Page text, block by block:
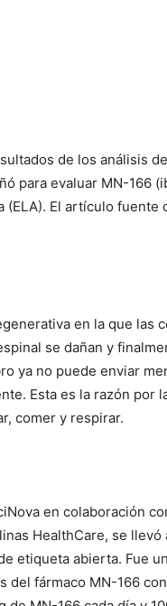
de los análisis
para evaluar MN-166
(ELA). El artículo fuente
en la que las
se dañan y
ya no puede enviar
Esta es la razón por
comer y respirar.
en colaboración
HealthCare, se
etiqueta abierta. Fue
del fármaco MN-166